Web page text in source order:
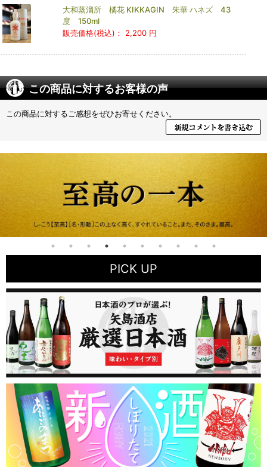
大和蒸溜所 橘花 KIKKAGIN 朱華 ハネズ 43
度 150ml
販売価格(税込)：
2,200 円
この商品に対するお客様の声
この商品に対するご感想をぜひお寄せください。
PICK UP